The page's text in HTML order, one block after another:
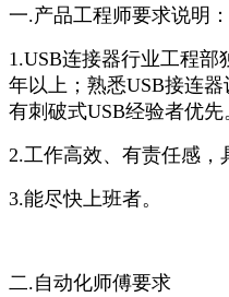
一.产品工程师要求说明：
1.USB连接器行业工程
年以上；熟悉USB接连
有刺破式USB经验者优先
2.工作高效、有责任感，
3.能尽快上班者。
二.自动化师傅要求